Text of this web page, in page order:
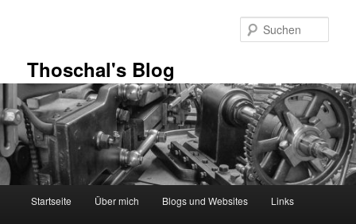
Thoschal's Blog
Startseite Über mich Blogs und Websites Links